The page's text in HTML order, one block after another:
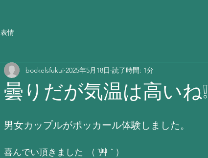
表情
曇りだが気温は高いね❕
bockelsfukui 2025年5月18日 読了時間: 1分
男女カップルがポッカール体験しました。
喜んでい頂きました　( ´艸｀)